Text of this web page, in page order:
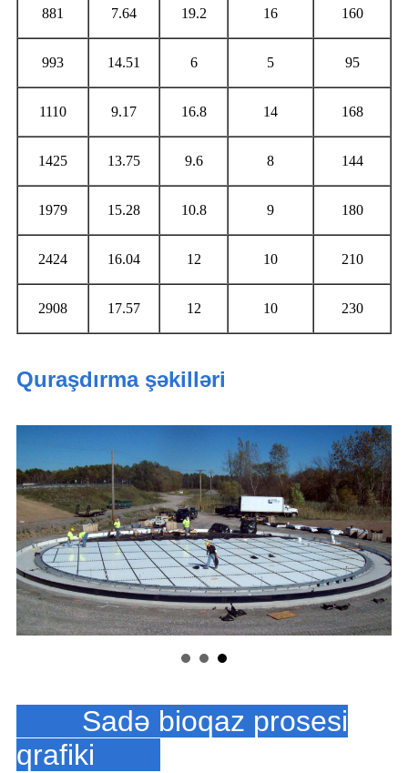
881 7.64 19.2 16 160
993 14.51 6 5 95
1110 9.17 16.8 14 168
1425 13.75 9.6 8 144
1979 15.28 10.8 9 180
2424 16.04 12 10 210
2908 17.57 12 10 230
Quraşdırma şəkilləri
Sadə bioqaz prosesi
qrafiki